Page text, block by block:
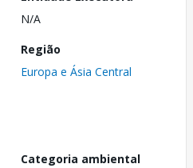
N/A
Região
Europa e Ásia Central
Categoria ambiental